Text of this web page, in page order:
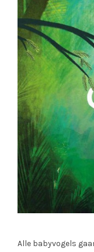
Alle babyvogels